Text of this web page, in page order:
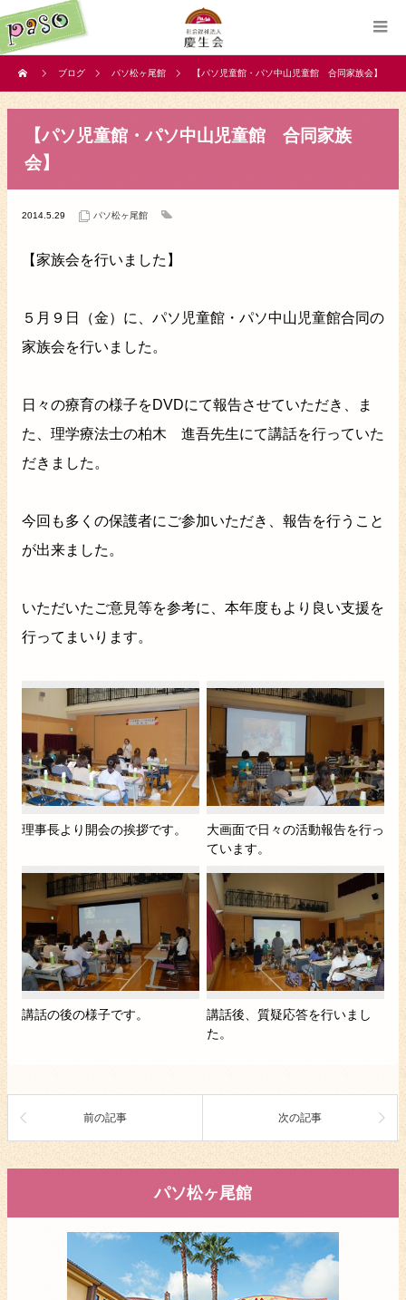
ブログ パソ松ヶ尾館 【パソ児童館・パソ中山児童館 合同家族会】
【パソ児童館・パソ中山児童館 合同家族
会】
2014.5.29 パソ松ヶ尾館
【家族会を行いました】
５月９日（金）に、パソ児童館・パソ中山児童館合同の
家族会を行いました。
日々の療育の様子をDVDにて報告させていただき、ま
た、理学療法士の柏木 進吾先生にて講話を行っていた
だきました。
今回も多くの保護者にご参加いただき、報告を行うこと
が出来ました。
いただいたご意見等を参考に、本年度もより良い支援を
行ってまいります。
理事長より開会の挨拶です。
大画面で日々の活動報告を行っ
ています。
講話の後の様子です。
講話後、質疑応答を行いまし
た。
前の記事 次の記事
パソ松ヶ尾館